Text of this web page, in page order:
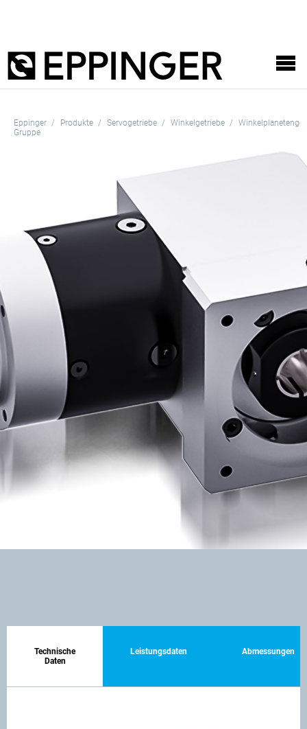
Eppinger
Gruppe
Produkte Servogetriebe Winkelgetriebe
Technische
Daten
Leistungsdaten Abmessungen